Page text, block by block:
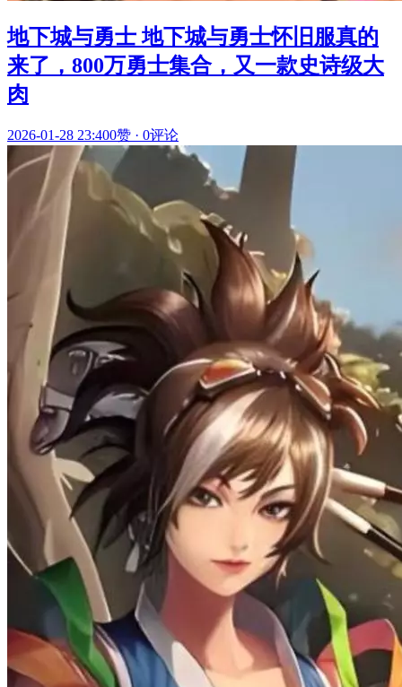
地下城与勇士 地下城与勇士怀旧服真的
来了，800万勇士集合，又一款史诗级大
肉
2026-01-28 23:400赞 · 0评论